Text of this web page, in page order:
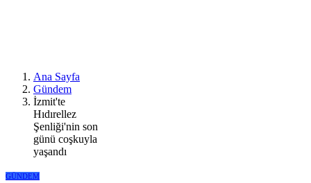
Ana Sayfa
Gündem
İzmit'te
Hıdırellez
Şenliği'nin son
günü coşkuyla
yaşandı
GÜNDEM